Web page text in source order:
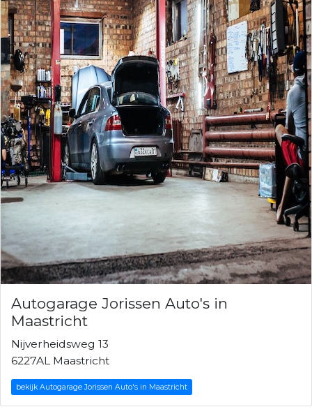
Autogarage Jorissen Auto's in
Maastricht
Nijverheidsweg 13
6227AL Maastricht
bekijk Autogarage Jorissen Auto's in Maastricht